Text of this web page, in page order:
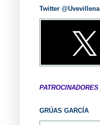
Twitter @Uvevillena
PATROCINADORES
GRÚAS GARCÍA